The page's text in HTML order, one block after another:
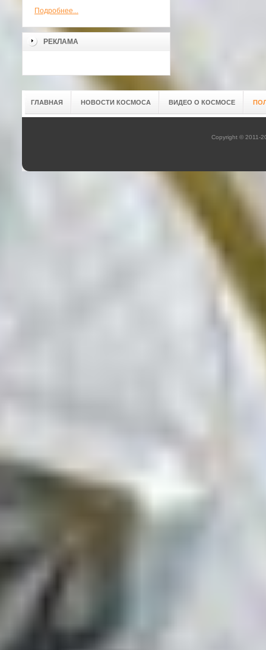
Подробнее...
РЕКЛАМА
ГЛАВНАЯ НОВОСТИ КОСМОСА ВИДЕО О КОСМОСЕ
Copyright © 2011-